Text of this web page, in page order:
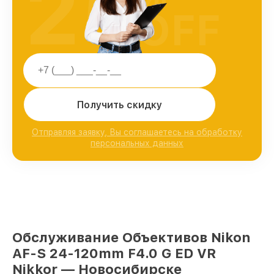
Получить скидку
Отправляя заявку, Вы соглашаетесь на обработку
персональных данных
OFF
Обслуживание Объективов Nikon
AF-S 24-120mm F4.0 G ED VR
Nikkor — Новосибирске